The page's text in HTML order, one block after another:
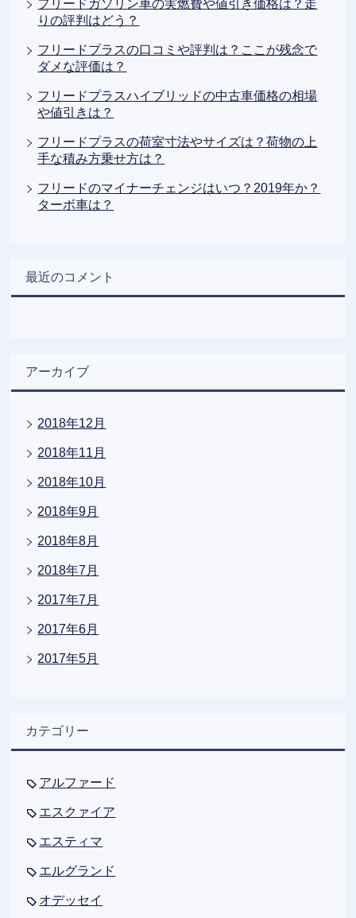
フリードガソリン車の実燃費や値引き価格は？走
りの評判はどう？
フリードプラスの口コミや評判は？ここが残念で
ダメな評価は？
フリードプラスハイブリッドの中古車価格の相場
や値引きは？
フリードプラスの荷室寸法やサイズは？荷物の上
手な積み方乗せ方は？
フリードのマイナーチェンジはいつ？2019年か？
ターボ車は？
最近のコメント
アーカイブ
2018年12月
2018年11月
2018年10月
2018年9月
2018年8月
2018年7月
2017年7月
2017年6月
2017年5月
カテゴリー
アルファード
エスクァイア
エスティマ
エルグランド
オデッセイ